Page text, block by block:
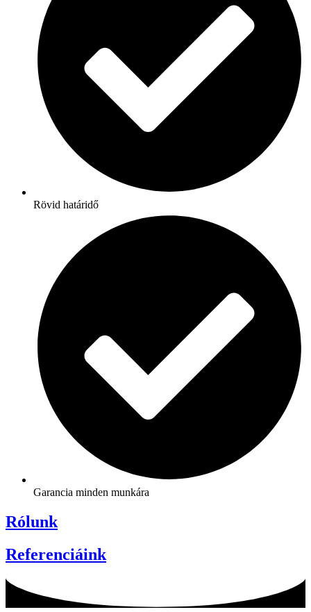
Rövid határidő
Garancia minden munkára
Rólunk
Referenciáink